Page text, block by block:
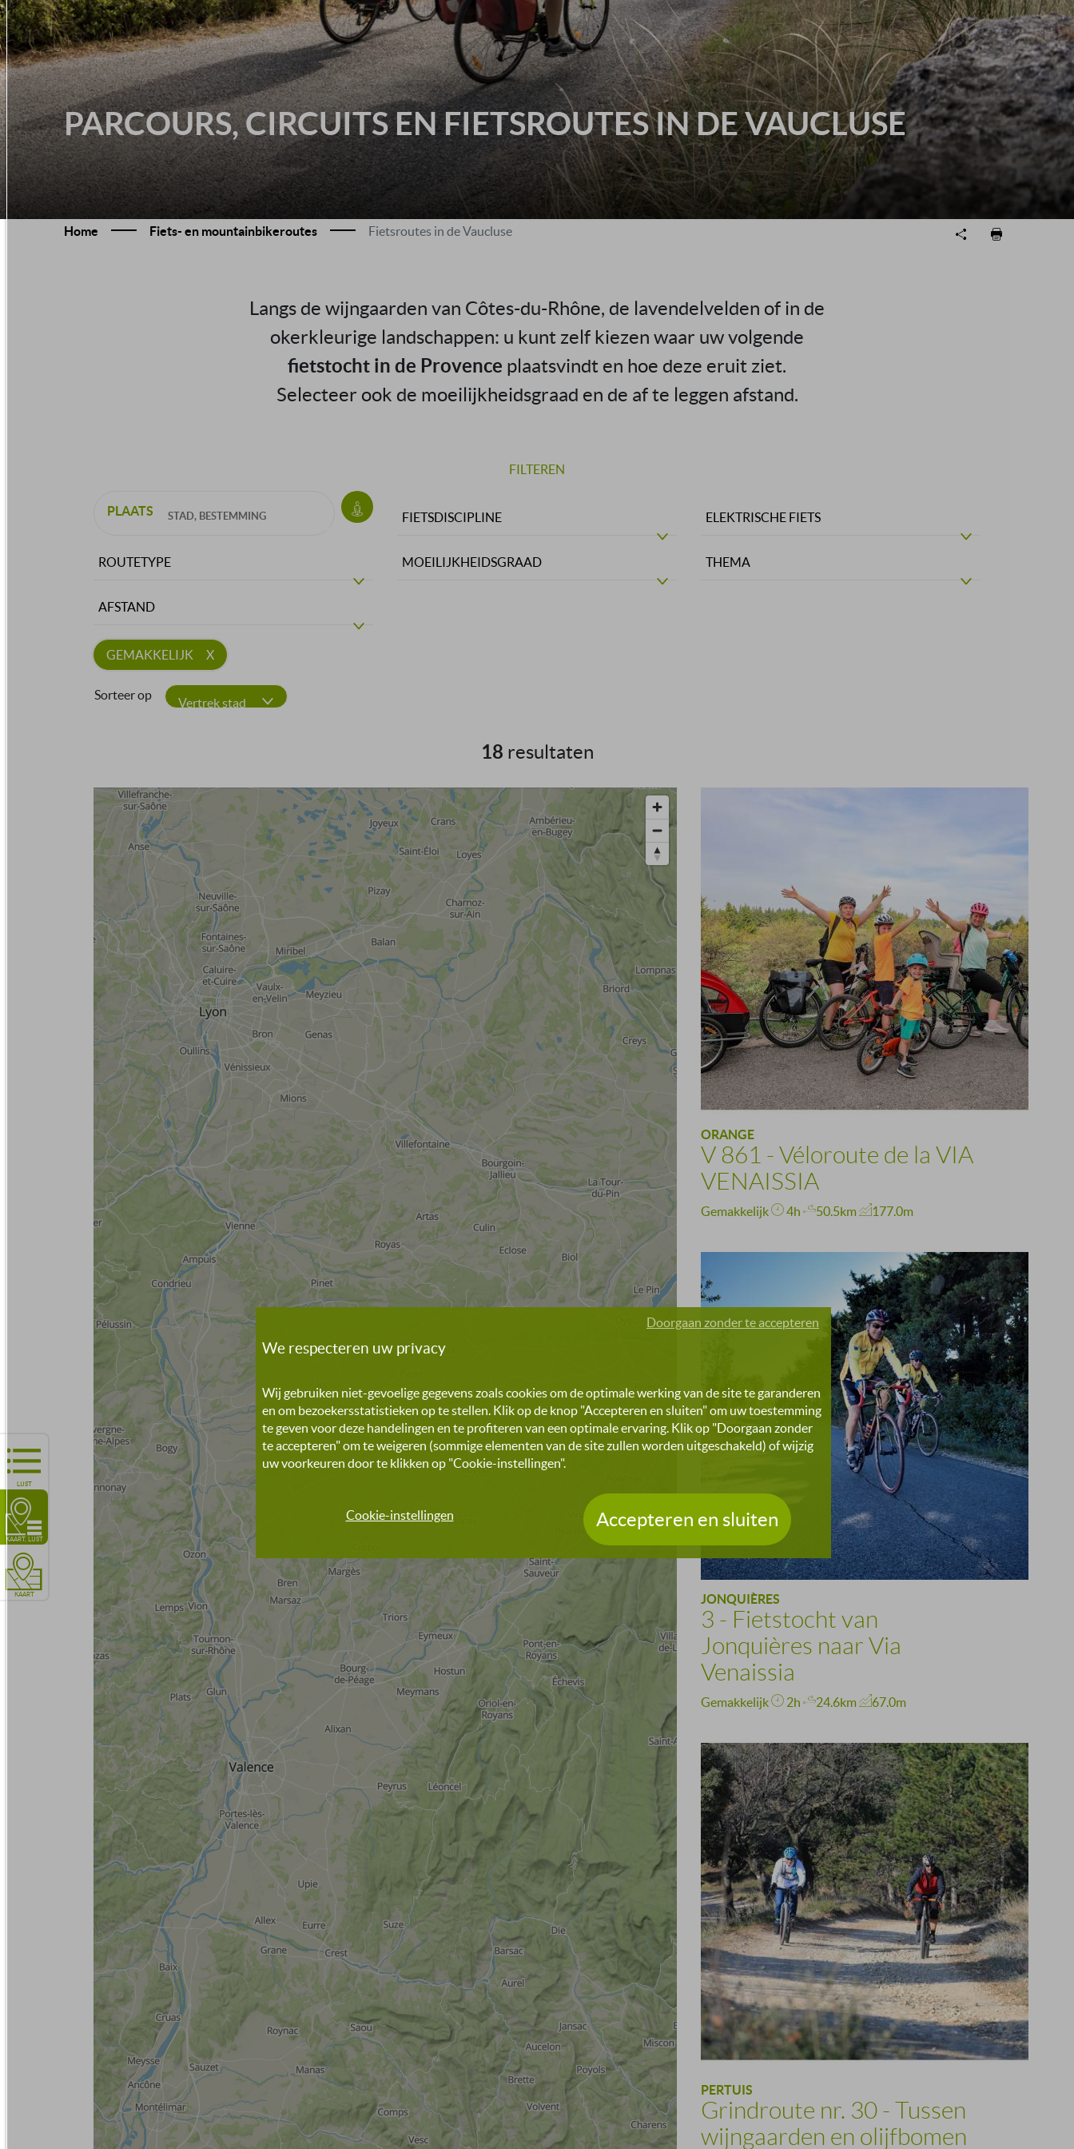
PARCOURS, CIRCUITS EN FIETSROUTES IN DE VAUCLUSE
Home Fiets- en mountainbikeroutes Fietsroutes in de Vaucluse
Langs de wijngaarden van Côtes-du-Rhône, de lavendelvelden of in de
okerkleurige landschappen: u kunt zelf kiezen waar uw volgende
fietstocht in de Provence plaatsvindt en hoe deze eruit ziet.
Selecteer ook de moeilijkheidsgraad en de af te leggen afstand.
LIJST
KAART, LIJST
KAART
FILTEREN
PLAATS FIETSDISCIPLINE ELEKTRISCHE FIETS
ROUTETYPE MOEILIJKHEIDSGRAAD THEMA
AFSTAND
GEMAKKELIJK
Sorteer op
Vertrek stad
18 resultaten
ORANGE
V 861 - Véloroute de la VIA
VENAISSIA
Gemakkelijk 4h 50.5km 177.0m
JONQUIÈRES
3 - Fietstocht van
Jonquières naar Via
Venaissia
Gemakkelijk 2h 24.6km 67.0m
PERTUIS
Grindroute nr. 30 - Tussen
wijngaarden en olijfbomen
Doorgaan zonder te accepteren
We respecteren uw privacy
Wij gebruiken niet-gevoelige gegevens zoals cookies om de optimale werking van de site te garanderen
en om bezoekersstatistieken op te stellen. Klik op de knop "Accepteren en sluiten" om uw toestemming
te geven voor deze handelingen en te profiteren van een optimale ervaring. Klik op "Doorgaan zonder
te accepteren" om te weigeren (sommige elementen van de site zullen worden uitgeschakeld) of wijzig
uw voorkeuren door te klikken op "Cookie-instellingen".
Cookie-instellingen Accepteren en sluiten